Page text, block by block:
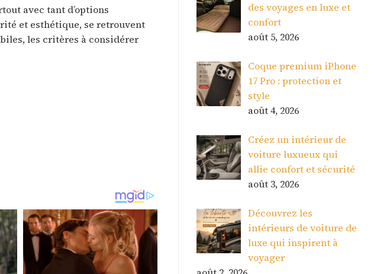
avec tant d’options
et esthétique, se retrouvent
les critères à considérer
des voyages en luxe et
confort
août 5, 2026
Coque premium iPhone
17 Pro : protection et
style
août 4, 2026
Créez un intérieur de
voiture luxueux qui
allie confort et sécurité
août 3, 2026
Découvrez les
intérieurs de voiture de
luxe qui inspirent à
voyager